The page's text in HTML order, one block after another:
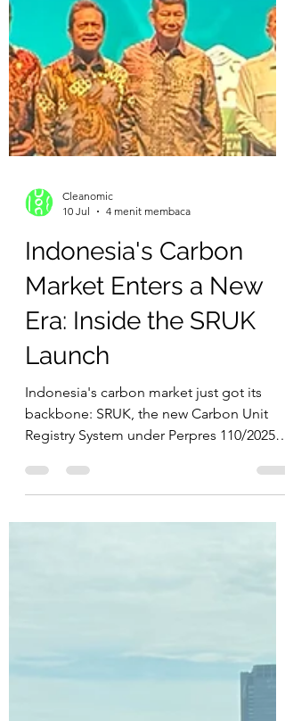
Cleanomic
10 Jul
Indonesia's Carbon
Indonesia's carbon market just got its
backbone: SRUK, the new Carbon Unit